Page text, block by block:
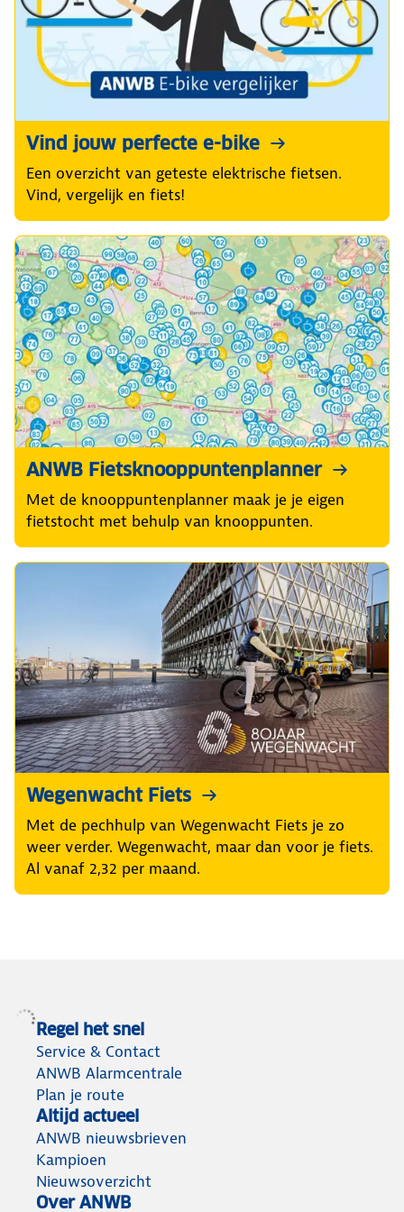
Vind jouw perfecte e-bike
Een overzicht van geteste elektrische fietsen.
Vind, vergelijk en fiets!
ANWB Fietsknooppuntenplanner
Met de knooppuntenplanner maak je je eigen
fietstocht met behulp van knooppunten.
Wegenwacht Fiets
Met de pechhulp van Wegenwacht Fiets je zo
weer verder. Wegenwacht, maar dan voor je fiets.
Al vanaf 2,32 per maand.
Regel het snel
Service & Contact
ANWB Alarmcentrale
Plan je route
Altijd actueel
ANWB nieuwsbrieven
Kampioen
Nieuwsoverzicht
Over ANWB